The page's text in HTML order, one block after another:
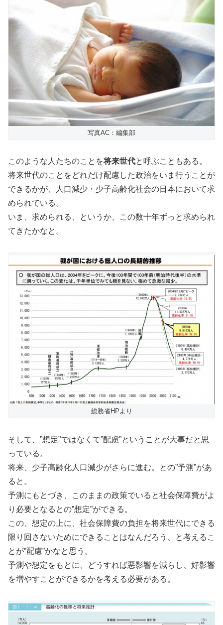
写真AC：編集部
このような人たちのことを将来世代と呼ぶこともある。
将来世代のことをどれだけ配慮した政治をいま行うことが
できるかが、人口減少・少子高齢化社会の日本において求
められている。
いま、求められる、というか、この数十年ずっと求められ
てきたかなと。
総務省HPより
そして、”想定”ではなくて”配慮”ということが大事だと思
っている。
将来、少子高齢化人口減少がさらに進む。との”予測”があ
ると。
予測にもとづき、このままの政策でいると社会保障費がよ
り必要となるとの”想定”ができる。
この、想定の上に、社会保障費の負担を将来世代にできる
限り回さないためにできることはなんだろう、と考えるこ
とが”配慮”かなと思う。
予測や想定をもとに、どうすれば悪影響を減らし、好影響
を増やすことができるかを考える必要がある。